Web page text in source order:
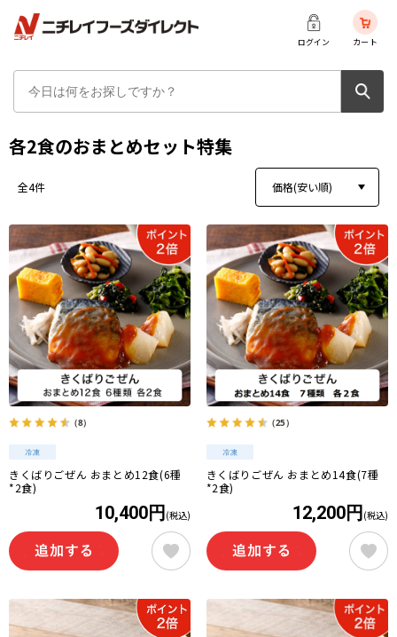
ログイン カート
各2食のおまとめセット特集
価格(安い順)
全4件
（8）
きくばりごぜん おまとめ12食(6種
*2食)
10,400円 (税込)
（25）
きくばりごぜん おまとめ14食(7種
*2食)
12,200円 (税込)